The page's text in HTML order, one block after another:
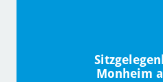
Monheim